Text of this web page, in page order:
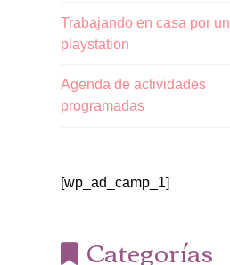
Trabajando en casa por un
playstation
Agenda de actividades
programadas
[wp_ad_camp_1]
Categorías